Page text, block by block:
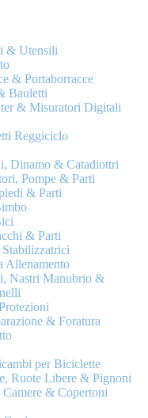
& Utensili
& Portaborracce
Bauletti
& Misuratori Digitali
Reggiciclo
Dinamo & Catadiottri
Pompe & Parti
& Parti
& Parti
Allenamento
Nastri Manubrio &
& Foratura
per Biciclette
Ruote Libere & Pignoni
Camere & Copertoni